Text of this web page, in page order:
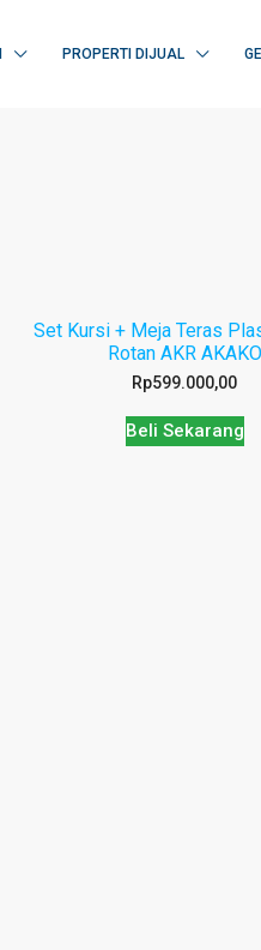
PROPERTI DIJUAL
Set Kursi + Meja Teras
Rotan AKR AKAKO
Rp599.000,00
Beli Sekarang